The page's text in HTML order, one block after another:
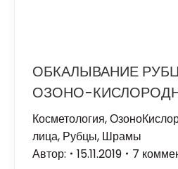
ОБКАЛЫВАНИЕ
ОЗОНО-
Косметология,
лица, Рубцы, Шрамы
Автор:
15.11.2019
7